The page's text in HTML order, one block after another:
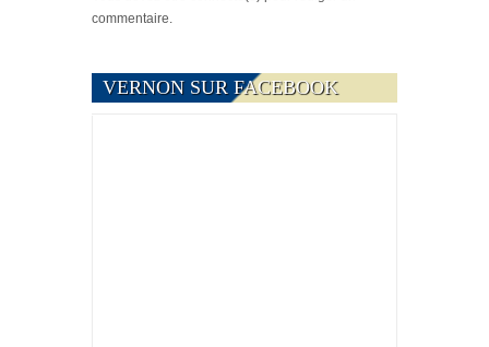
commentaire.
VERNON SUR FACEBOOK